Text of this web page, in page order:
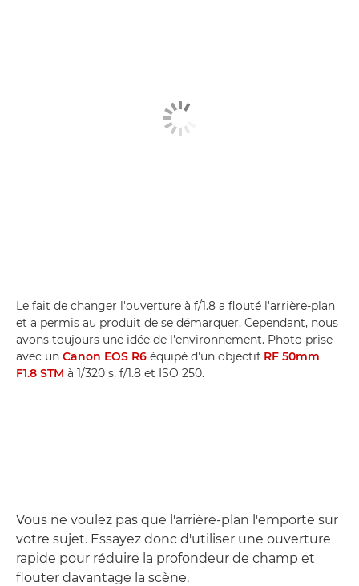
Le fait de changer l'ouverture à f/1.8 a flouté l'arrière-plan
et a permis au produit de se démarquer. Cependant, nous
avons toujours une idée de l'environnement. Photo prise
avec un Canon EOS R6 équipé d'un objectif RF 50mm
F1.8 STM à 1/320 s, f/1.8 et ISO 250.
Vous ne voulez pas que l'arrière-plan l'emporte sur
votre sujet. Essayez donc d'utiliser une ouverture
rapide pour réduire la profondeur de champ et
flouter davantage la scène.